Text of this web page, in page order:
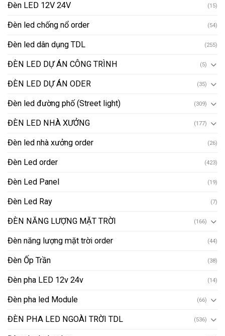
Đèn LED 12V 24V (15)
Đèn led chống nổ order (54)
Đèn led dân dụng TDL (255)
ĐÈN LED DỰ ÁN CÔNG TRÌNH (5)
ĐÈN LED DỰ ÁN ODER (35)
Đèn led đường phố (Street light) (309)
ĐÈN LED NHÀ XƯỞNG (177)
Đèn led nhà xưởng order (26)
Đèn Led order (423)
Đèn Led Panel (19)
Đèn Led Ray (7)
ĐÈN NĂNG LƯỢNG MẶT TRỜI (166)
Đèn năng lượng mặt trời order (44)
Đèn Ốp Trần (38)
Đèn pha LED 12v 24v (14)
Đèn pha led Module (66)
ĐÈN PHA LED NGOÀI TRỜI TDL (536)